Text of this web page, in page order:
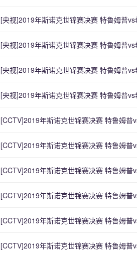
[央视]2019年斯诺克世锦赛决赛 特鲁姆普
[央视]2019年斯诺克世锦赛决赛 特鲁姆普
[央视]2019年斯诺克世锦赛决赛 特鲁姆普
[央视]2019年斯诺克世锦赛决赛 特鲁姆普
[CCTV]2019年斯诺克世锦赛决赛 特鲁姆普
[CCTV]2019年斯诺克世锦赛决赛 特鲁姆普
[CCTV]2019年斯诺克世锦赛决赛 特鲁姆普
[CCTV]2019年斯诺克世锦赛决赛 特鲁姆普
[CCTV]2019年斯诺克世锦赛决赛 特鲁姆普
[CCTV]2019年斯诺克世锦赛决赛 特鲁姆普